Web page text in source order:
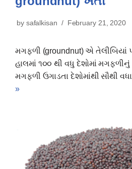
by safalkisan February 21, 2020
મગફળી (groundnut) એ તેલીબિયાં
હાલમાં ૧૦૦ થી વધુ દેશોમાં મગફળીનું
મગફળી ઉગાડતા દેશોમાંથી સૌથી
»